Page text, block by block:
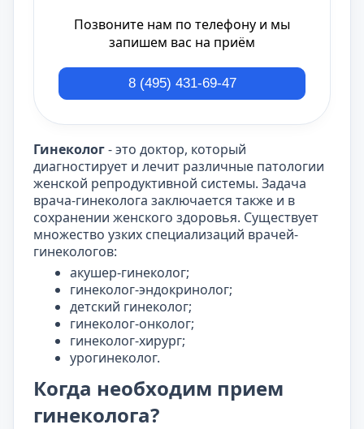
Позвоните нам по телефону и мы
запишем вас на приём
8 (495) 431-69-47
Гинеколог- это доктор, который
диагностирует и лечит различные патологии
женской репродуктивной системы. Задача
врача-гинеколога заключается также и в
сохранении женского здоровья. Существует
множество узких специализаций врачей-
гинекологов:
акушер-гинеколог;
гинеколог-эндокринолог;
детский гинеколог;
гинеколог-онколог;
гинеколог-хирург;
урогинеколог.
Когда необходим прием
гинеколога?